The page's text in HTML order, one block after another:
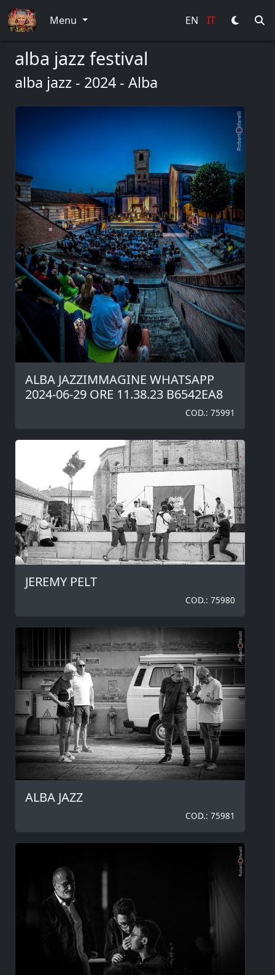
Menu EN IT
alba jazz festival
alba jazz - 2024 - Alba
ALBA JAZZIMMAGINE WHATSAPP
2024-06-29 ORE 11.38.23 B6542EA8
COD.: 75991
JEREMY PELT
COD.: 75980
ALBA JAZZ
COD.: 75981